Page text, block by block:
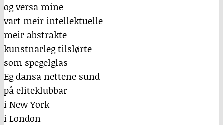
og versa mine
vart meir intellektuelle
meir abstrakte
kunstnarleg tilslørte
som spegelglas
Eg dansa nettene sund
på eliteklubbar
i New York
i London